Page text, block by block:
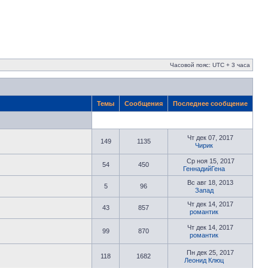
Часовой пояс: UTC + 3 часа
Темы Сообщения Последнее сообщение
149 1135
Чт дек 07, 2017
Чирик
54 450
Ср ноя 15, 2017
ГеннадийГена
5 96
Вс авг 18, 2013
Запад
43 857
Чт дек 14, 2017
романтик
99 870
Чт дек 14, 2017
романтик
118 1682
Пн дек 25, 2017
Леонид Клюц